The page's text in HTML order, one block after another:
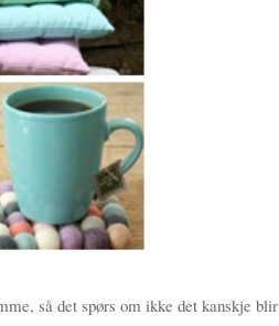
så det spørs om ikke det kanskje blir